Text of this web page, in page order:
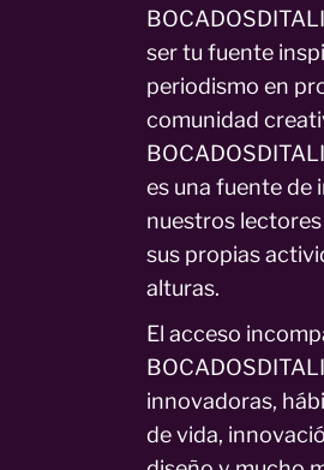
ser tu fuente
periodismo en
comunidad
es una fuente de
nuestros
sus propias
alturas.
El acceso
innovadoras,
de vida,